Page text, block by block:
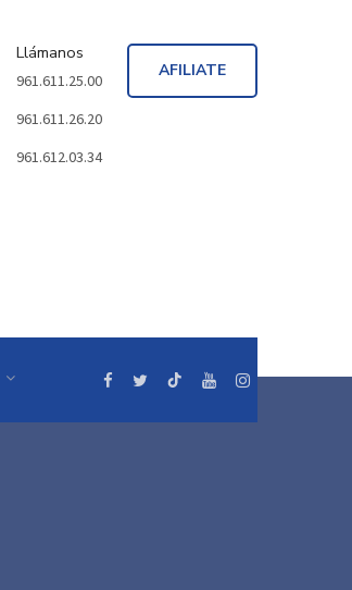
Llámanos
961.611.25.00
961.611.26.20
961.612.03.34
AFILIATE